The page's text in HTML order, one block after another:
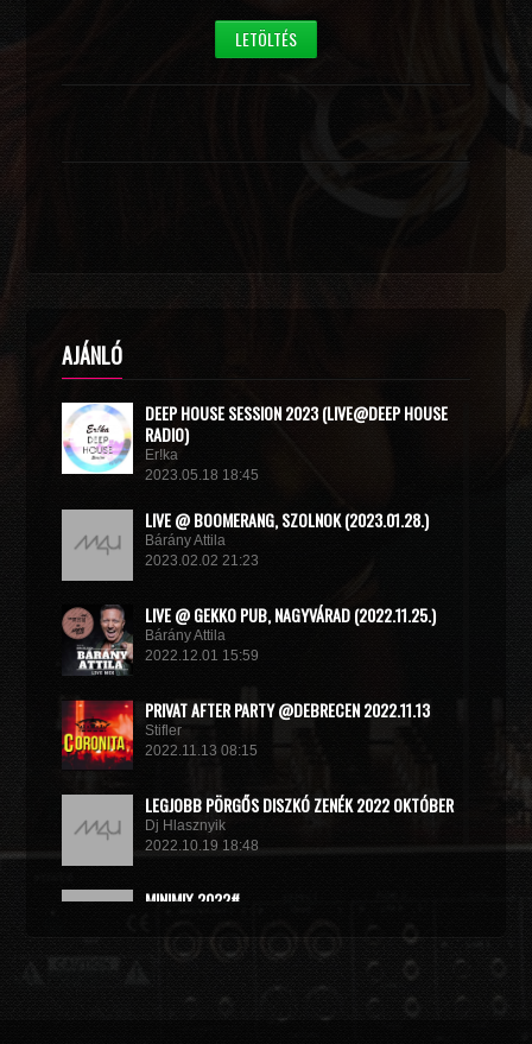
LETÖLTÉS
AJÁNLÓ
DEEP HOUSE SESSION 2023 (LIVE@DEEP HOUSE
RADIO)
Er!ka
2023.05.18 18:45
LIVE @ BOOMERANG, SZOLNOK (2023.01.28.)
Bárány Attila
2023.02.02 21:23
LIVE @ GEKKO PUB, NAGYVÁRAD (2022.11.25.)
Bárány Attila
2022.12.01 15:59
PRIVAT AFTER PARTY @DEBRECEN 2022.11.13
Stifler
2022.11.13 08:15
LEGJOBB PÖRGŐS DISZKÓ ZENÉK 2022 OKTÓBER
Dj Hlasznyik
2022.10.19 18:48
MINIMIX 2022#
2022.09.02 10:40